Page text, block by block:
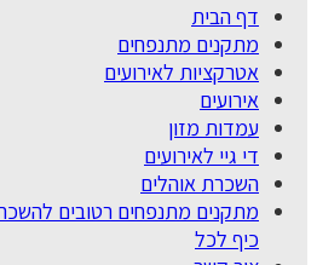
דף הבית
מתקנים מתנפחים
אטרקציות לאירועים
אירועים
עמדות מזון
די גיי לאירועים
השכרת אוהלים
מתקנים מתנפחים רטובים
כיף לכל